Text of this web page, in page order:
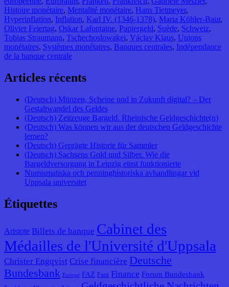
Histoire monétaire, Mentalité monétaire, Hans Tietmeyer,
Hyperinflation, Inflation, Karl IV. (1346-1378), Maria Köhler-Baur,
Olivier Feiertag, Oskar Lafontaine, Papiergeld, Suède, Schweiz,
Tobias Straumann, Tschechoslowakei, Václav Klaus, Unions
monétaires, Systèmes monétaires, Banques centrales, Indépendance
de la banque centrale
Articles récents
(Deutsch) Münzen, Scheine und in Zukunft digital? – Der
Gestaltwandel des Geldes
(Deutsch) Zeitzeuge Bargeld. Rheinische Geldgeschichte(n)
(Deutsch) Was können wir aus der deutschen Geldgeschichte
lernen?
(Deutsch) Geprägte Historie für Sammler
(Deutsch) Sachsens Gold und Silber. Wie die
Bargeldversorgung in Leipzig einst funktionierte
Numismatiska och penninghistoriska avhandlingar vid
Uppsala universitet
Étiquettes
Aristote Billets de banque Cabinet des
Médailles de l'Université d'Uppsala
Christer Engqvist Crise financière Deutsche
Bundesbank
Europe FAZ Fazit Finance Forum Bundesbank